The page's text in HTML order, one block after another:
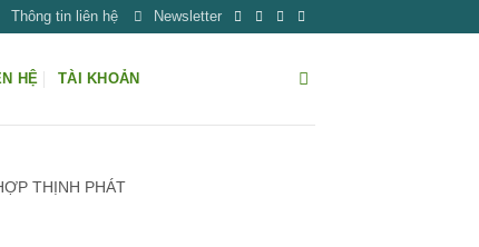
Thông tin liên hệ Newsletter
HỆ TÀI KHOẢN
THỊNH PHÁT